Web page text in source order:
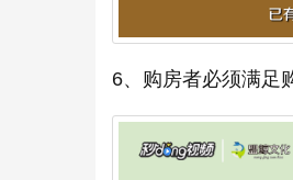
6、购房者必须满足